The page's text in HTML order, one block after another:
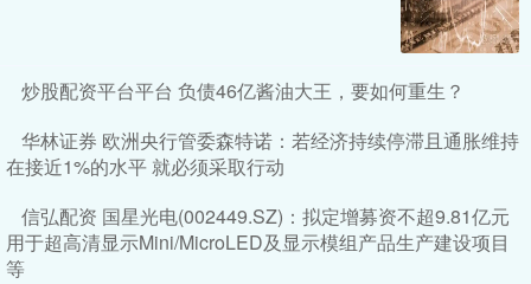
炒股配资平台平台 负债46亿酱油大王，要如何重生？
华林证券 欧洲央行管委森特诺：若经济持续停滞且通胀维持
在接近1%的水平 就必须采取行动
信弘配资 国星光电(002449.SZ)：拟定增募资不超9.81亿元
用于超高清显示Mini/MicroLED及显示模组产品生产建设项目
等